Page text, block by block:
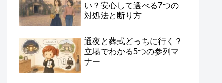
い？安心して選べる7つの
対処法と断り方
通夜と葬式どっちに行く？
立場でわかる5つの参列マ
ナー